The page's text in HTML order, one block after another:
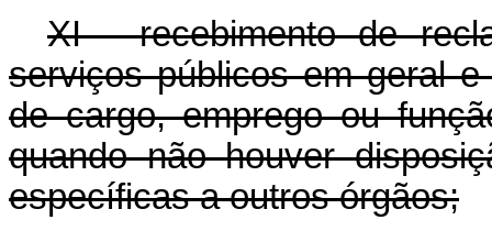
XI - recebimento de
serviços públicos em geral
de cargo, emprego ou
quando não houver
específicas a outros órgãos;